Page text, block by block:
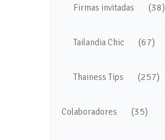
Firmas invitadas (38)
Tailandia Chic (67)
Thainess Tips (257)
Colaboradores (35)